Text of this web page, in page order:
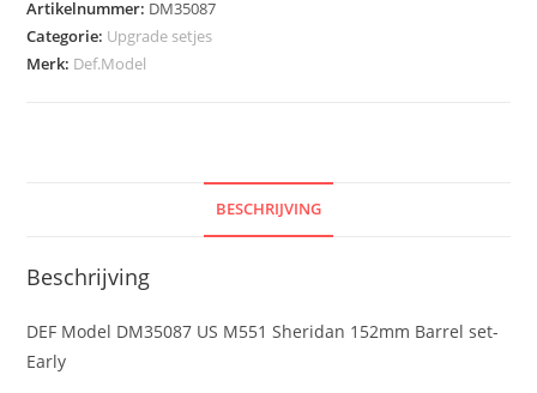
M551
Sheridan
Artikelnummer: DM35087
Categorie: Upgrade setjes
Merk: Def.Model
BESCHRIJVING
Beschrijving
DEF Model DM35087 US M551 Sheridan 152mm Barrel set-
Early